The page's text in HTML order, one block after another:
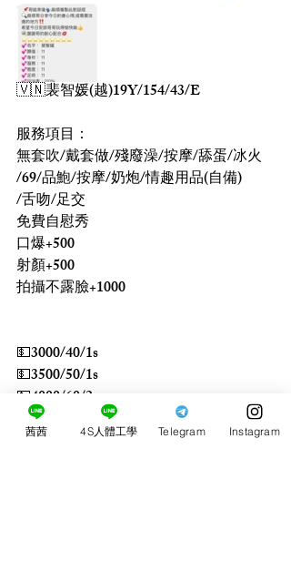
🇻🇳裴智媛(越)19Y/154/43/E
服務項目：
無套吹/戴套做/殘廢澡/按摩/舔蛋/冰火
/69/品鮑/按摩/奶炮/情趣用品(自備)
/舌吻/足交
免費自慰秀
口爆+500
射顏+500
拍攝不露臉+1000
💵3000/40/1s
💵3500/50/1s
💵4000/60/2s
茜茜 4S人體工學 Telegram Instagram